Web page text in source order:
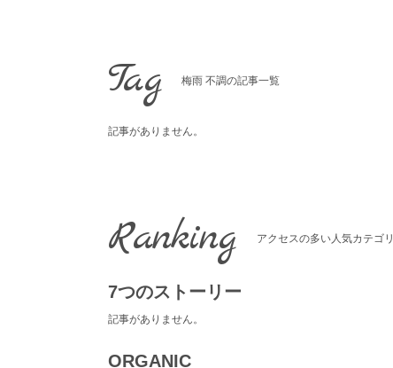
Tag 梅雨 不調の記事一覧
記事がありません。
Ranking アクセスの多い人気カテゴリ
7つのストーリー
記事がありません。
ORGANIC